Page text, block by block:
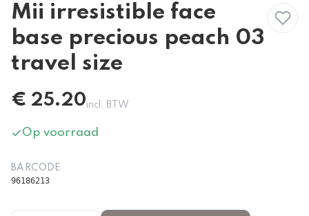
Mii irresistible face
base precious peach 03
travel size
€ 25.20incl. BTW
Op voorraad
BARCODE
96186213